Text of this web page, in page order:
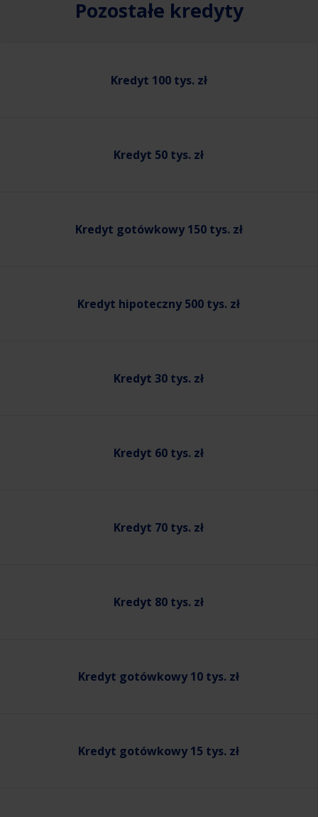
Pozostałe kredyty
Kredyt 100 tys. zł
Kredyt 50 tys. zł
Kredyt gotówkowy 150 tys. zł
Kredyt hipoteczny 500 tys. zł
Kredyt 30 tys. zł
Kredyt 60 tys. zł
Kredyt 70 tys. zł
Kredyt 80 tys. zł
Kredyt gotówkowy 10 tys. zł
Kredyt gotówkowy 15 tys. zł